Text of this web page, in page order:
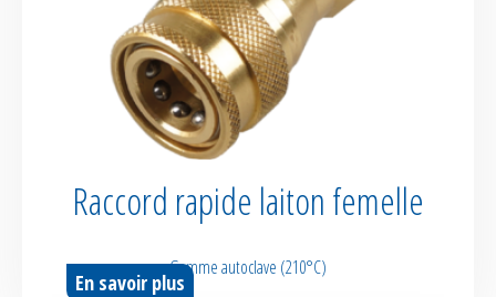
Raccord rapide laiton femelle
Gamme autoclave (210°C)
En savoir plus